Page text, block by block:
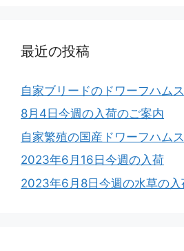
最近の投稿
自家ブリードのドワーフハム
8月4日今週の入荷のご案内
自家繁殖の国産ドワーフハム
2023年6月16日今週の入荷
2023年6月8日今週の水草の入